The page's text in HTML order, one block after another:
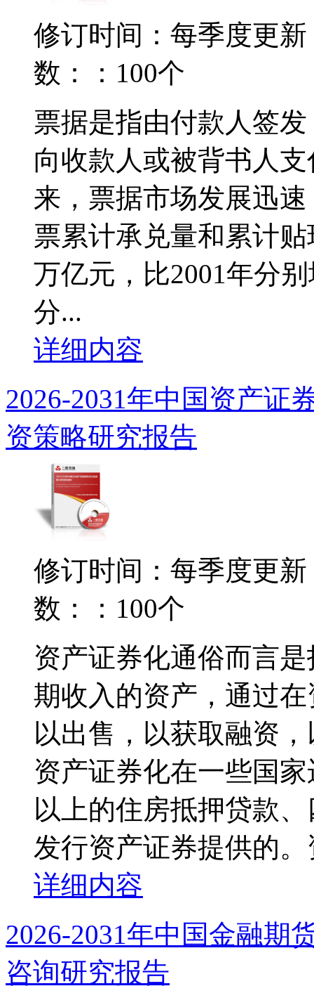
修订时间：每季度更新
数：：100个
票据是指由付款人签
向收款人或被背书人
来，票据市场发展迅
票累计承兑量和累计
万亿元，比2001年分
分...
详细内容
2026-2031年中国资产证
资策略研究报告
修订时间：每季度更新
数：：100个
资产证券化通俗而言
期收入的资产，通过
以出售，以获取融资
资产证券化在一些国
以上的住房抵押贷款
发行资产证券提供的
详细内容
2026-2031年中国金融期
咨询研究报告